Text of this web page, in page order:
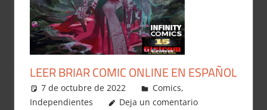
LEER BRIAR COMIC ONLINE EN ESPAÑOL
7 de octubre de 2022 Carlitox Banana
Comics,
Independientes
Deja un comentario